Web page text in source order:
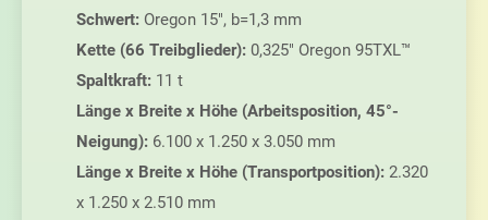
Schwert: Oregon 15", b=1,3 mm
Kette (66 Treibglieder): 0,325" Oregon 95TXL™
Spaltkraft: 11 t
Länge x Breite x Höhe (Arbeitsposition, 45°-
Neigung): 6.100 x 1.250 x 3.050 mm
Länge x Breite x Höhe (Transportposition): 2.320
x 1.250 x 2.510 mm